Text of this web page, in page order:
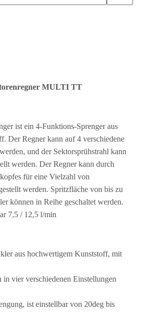
MULTI TT
ist ein 4-Funktions-Sprenger aus
Der Regner kann auf 4 verschiedene
und der Sektorsprühstrahl kann
werden. Der Regner kann durch
für eine Vielzahl von
werden. Spritzfläche von bis zu
können in Reihe geschaltet werden.
7,5 / 12,5 l/min
aus hochwertigem Kunststoff, mit
in vier verschiedenen Einstellungen
ist einstellbar von 20deg bis